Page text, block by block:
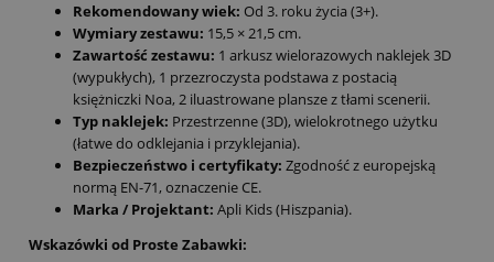
Rekomendowany wiek: Od 3. roku życia (3+).
Wymiary zestawu: 15,5 × 21,5 cm.
Zawartość zestawu: 1 arkusz wielorazowych naklejek 3D
(wypukłych), 1 przezroczysta podstawa z postacią
księżniczki Noa, 2 iluastrowane plansze z tłami scenerii.
Typ naklejek: Przestrzenne (3D), wielokrotnego użytku
(łatwe do odklejania i przyklejania).
Bezpieczeństwo i certyfikaty: Zgodność z europejską
normą EN-71, oznaczenie CE.
Marka / Projektant: Apli Kids (Hiszpania).
Wskazówki od Proste Zabawki: